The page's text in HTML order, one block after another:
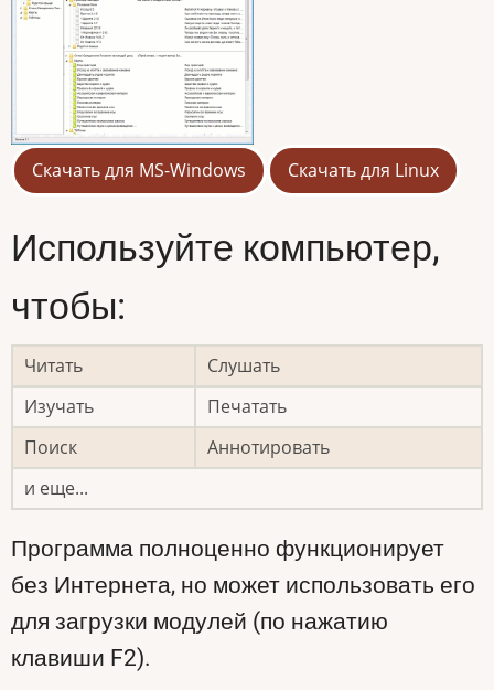
Скачать для MS-Windows Скачать для Linux
Используйте компьютер,
чтобы:
Читать
Слушать
Изучать
Печатать
Поиск
Аннотировать
и еще...
Программа полноценно функционирует
без Интернета, но может использовать его
для загрузки модулей (по нажатию
клавиши F2).